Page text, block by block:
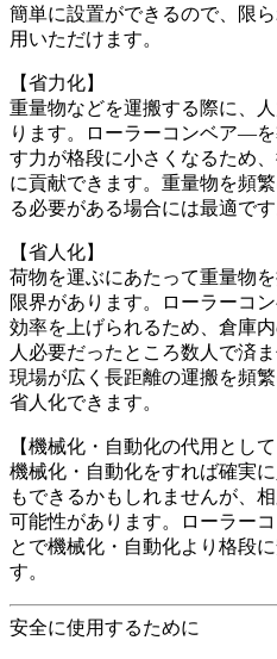
簡単に設置ができるので、限
用いただけます。
【省力化】
重量物などを運搬する際に、
ります。ローラーコンベア―
す力が格段に小さくなるため
に貢献できます。重量物を頻
る必要がある場合には最適です
【省人化】
荷物を運ぶにあたって重量物
限界があります。ローラーコ
効率を上げられるため、倉庫
人必要だったところ数人で済
現場が広く長距離の運搬を頻
省人化できます。
【機械化・自動化の代用として
機械化・自動化をすれば確実
もできるかもしれませんが、
可能性があります。ローラー
とで機械化・自動化より格段
す。
安全に使用するために